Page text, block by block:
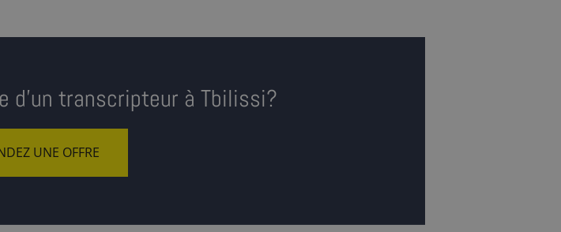
d’un transcripteur à Tbilissi?
UNE OFFRE